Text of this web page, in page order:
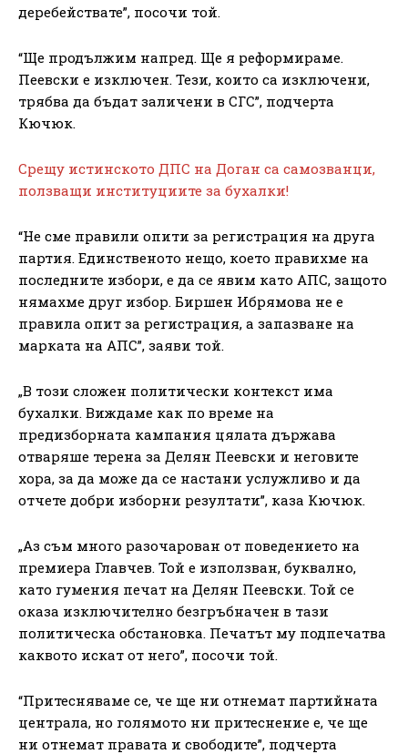
деребействате”, посочи той.
“Ще продължим напред. Ще я реформираме.
Пеевски е изключен. Тези, които са изключени,
трябва да бъдат заличени в СГС”, подчерта
Кючюк.
Срещу истинското ДПС на Доган са самозванци,
ползващи институциите за бухалки!
“Не сме правили опити за регистрация на друга
партия. Единственото нещо, което правихме на
последните избори, е да се явим като АПС, защото
нямахме друг избор. Биршен Ибрямова не е
правила опит за регистрация, а запазване на
марката на АПС”, заяви той.
„В този сложен политически контекст има
бухалки. Виждаме как по време на
предизборната кампания цялата държава
отваряше терена за Делян Пеевски и неговите
хора, за да може да се настани услужливо и да
отчете добри изборни резултати”, каза Кючюк.
„Аз съм много разочарован от поведението на
премиера Главчев. Той е използван, буквално,
като гумения печат на Делян Пеевски. Той се
оказа изключително безгръбначен в тази
политическа обстановка. Печатът му подпечатва
каквото искат от него”, посочи той.
“Притесняваме се, че ще ни отнемат партийната
централа, но голямото ни притеснение е, че ще
ни отнемат правата и свободите”, подчерта